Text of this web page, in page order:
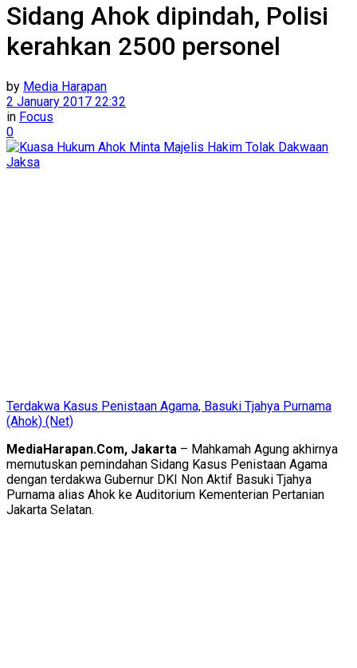
Sidang Ahok dipindah, Polisi
kerahkan 2500 personel
by Media Harapan
2 January 2017 22:32
in Focus
0
Terdakwa Kasus Penistaan Agama, Basuki Tjahya Purnama
(Ahok) (Net)
MediaHarapan.Com, Jakarta – Mahkamah Agung akhirnya
memutuskan pemindahan Sidang Kasus Penistaan Agama
dengan terdakwa Gubernur DKI Non Aktif Basuki Tjahya
Purnama alias Ahok ke Auditorium Kementerian Pertanian
Jakarta Selatan.